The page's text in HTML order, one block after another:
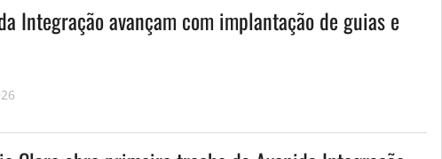
Integração avançam com implantação de guias e